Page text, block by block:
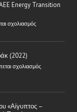
Energy Transition
σχολιασμός
(2022)
σχολιασμός
«Αίγυπτος –